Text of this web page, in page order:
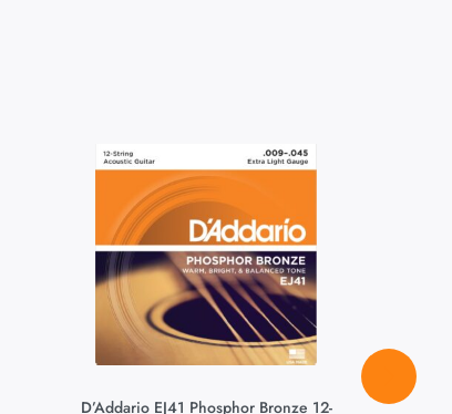
D’Addario EJ41 Phosphor Bronze 12-